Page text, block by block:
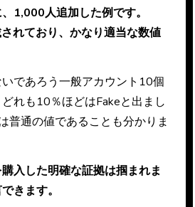
1,000人追加した例です。
れており、かなり適当な数値
であろう一般アカウント10個
れも10％ほどはFakeと出まし
普通の値であることも分かりま
入した明確な証拠は掴まれま
きます。